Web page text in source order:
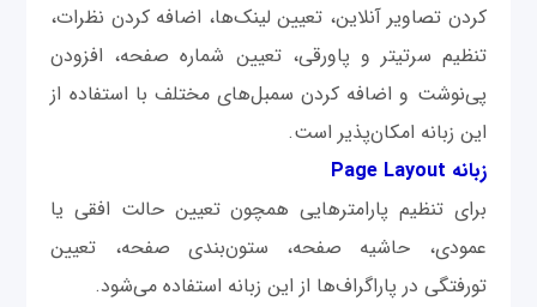
کردن تصاویر آنلاین، تعیین لینک‌ها، اضافه کردن نظرات،
تنظیم سرتیتر و پاورقی، تعیین شماره صفحه، افزودن
پی‌نوشت و اضافه کردن سمبل‌های مختلف با استفاده از
این زبانه امکان‌پذیر است.
زبانه Page Layout
برای تنظیم پارامترهایی همچون تعیین حالت افقی یا
عمودی، حاشیه صفحه، ستون‌بندی صفحه، تعیین
تورفتگی در پاراگراف‌ها از این زبانه استفاده می‌شود.